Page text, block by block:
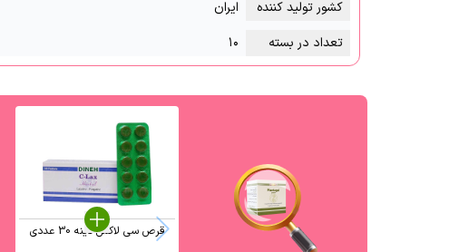
کشور تولید کننده
ایران
تعداد در بسته
۱۰
قرص سی لاکس دینه 30 عددی